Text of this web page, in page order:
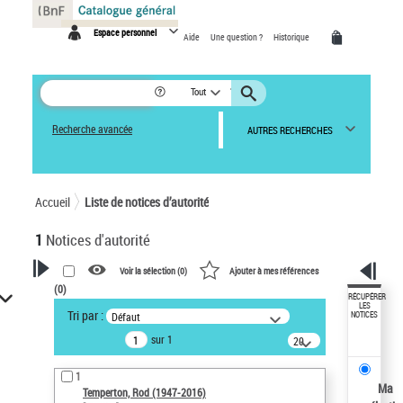
Espace personnel Aide Une question ? Historique
Tout
Recherche avancée AUTRES RECHERCHES
Accueil Liste de notices d’autorité
1 Notices d'autorité
VOTRE RECHERCHE
Recherche avancée dans les
notices d’autorité
Œuvres liées à l'auteur :
Temperton, Rod (1947-2016)
Voir la sélection (0) Ajouter à mes références
(0)
Tri par : Défaut
sur 1
20
résultats/page
1
Temperton, Rod (1947-2016)
RÉCUPÉRER
LES
NOTICES
Ma
Panneau de gestion des cookies